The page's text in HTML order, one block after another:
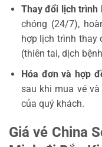
Thay đổi lịch trình
chóng (24/7),
hợp lịch trình thay
(thiên tai, dịch
Hóa đơn và hợp
sau khi mua vé
của quý khách.
Giá vé China